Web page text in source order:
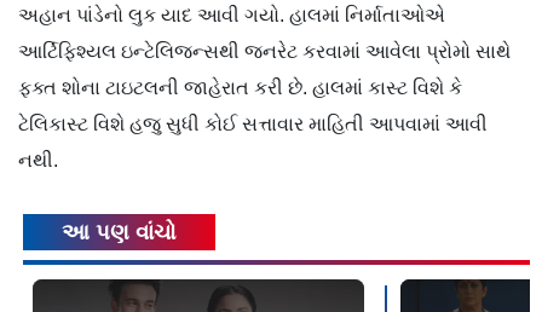
અહાન પાંડેનો લુક યાદ આવી ગયો. હાલમાં નિર્માતાઓએ
આર્ટિફિશ્યલ ઇન્ટેલિજન્સથી જનરેટ કરવામાં આવેલા પ્રોમો સાથે
ફક્ત શોના ટાઇટલની જાહેરાત કરી છે. હાલમાં કાસ્ટ વિશે કે
ટેલિકાસ્ટ વિશે હજુ સુધી કોઈ સત્તાવાર માહિતી આપવામાં આવી
નથી.
આ પણ વાંચો